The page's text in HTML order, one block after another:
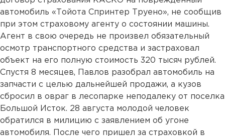
автомобиль «Тойота Спринтер Труено», не сообщив
при этом страховому агенту о состоянии машины.
Агент в свою очередь не произвел обязательный
осмотр транспортного средства и застраховал
объект на его полную стоимость 320 тысяч рублей.
Спустя 8 месяцев, Павлов разобрал автомобиль на
запчасти с целью дальнейшей продажи, а кузов
сбросил в овраг в лесопарке неподалеку от поселка
Большой Исток. 28 августа молодой человек
обратился в милицию с заявлением об угоне
автомобиля. После чего пришел за страховкой в